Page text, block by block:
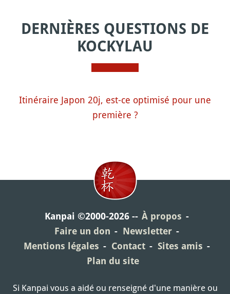
DERNIÈRES QUESTIONS DE
KOCKYLAU
Itinéraire Japon 20j, est-ce optimisé pour une
première ?
Kanpai ©2000-2026
À propos
Faire un don
Newsletter
Mentions légales
Contact
Sites amis
Plan du site
Si Kanpai vous a aidé ou renseigné d'une manière ou